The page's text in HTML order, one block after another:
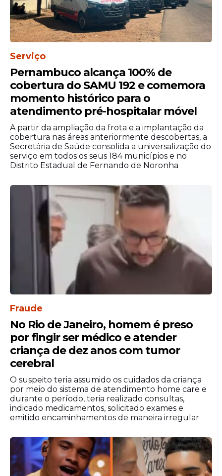
Não utilize sal. (O uso inadequado
pode espalhar ainda mais resíduos
contaminados pelo ambiente).
Para fazer a remoção de forma segura:
Use luvas ou proteção nas mãos;
Coloque os caramujos em uma mistura
de água e água sanitária por 24h;
Descarte em sacos plásticos bem
fechados;
Espalhe cal no local por onde eles
passaram.
Em períodos chuvosos, redobre os
limpo, sem acúmulo de lixo e entulho.
Serviço
Pernambuco alcança 100% de
cobertura do SAMU 192 e comemora
momento histórico para o
atendimento pré-hospitalar móvel
A partir da ampliação da frota e a implantação da
cobertura nas áreas anteriormente descobertas, a
Secretária de Saúde consolida a universalização do
serviço em todos os seus 184 municípios e no
Distrito Estadual de Fernando de Noronha
Fraude
No Rio de Janeiro, homem é preso
por fingir ser médico e atender
criança de dez anos com tumor
cerebral
O suspeito teria assumido os cuidados da criança
por meio do sistema de atendimento home care e
durante o período, teria realizado consultas,
indicado medicamentos, solicitado exames e
emitido encaminhamentos de maneira irregular